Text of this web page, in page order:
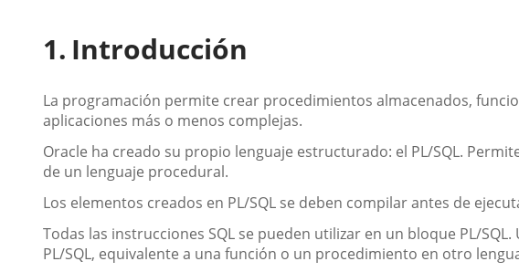
Introducción
La programación permite crear procedimientos almacenados,
aplicaciones más o menos complejas.
Oracle ha creado su propio lenguaje estructurado: el PL/SQL.
de un lenguaje procedural.
Los elementos creados en PL/SQL se deben compilar antes de
Todas las instrucciones SQL se pueden utilizar en un bloque PL/
PL/SQL, equivalente a una función o un procedimiento en otro